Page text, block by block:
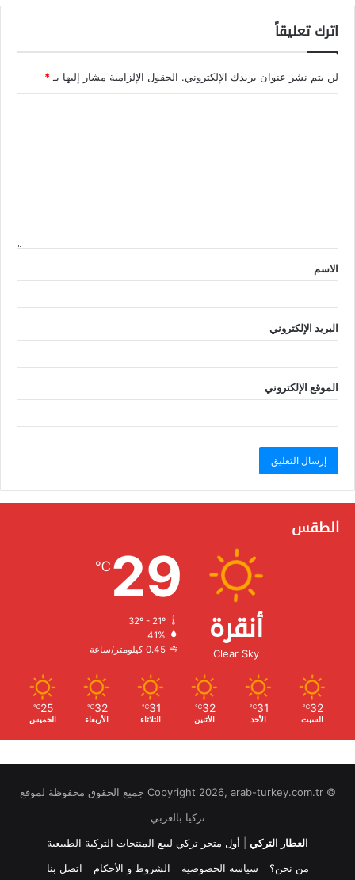
اترك تعليقاً
لن يتم نشر عنوان بريدك الإلكتروني. الحقول الإلزامية مشار إليها بـ*
الاسم
البريد الإلكتروني
الموقع الإلكتروني
الطقس
أنقرة
Clear Sky
29
℃
32º - 21º
الرطوبة:
الرياح:0.45 كيلومتر/ساعة
32
℃
السبت
31
℃
الأحد
32
℃
الأثنين
31
℃
الثلاثاء
32
℃
الأربعاء
25
℃
الخميس
© Copyright 2026, arab-turkey.com.tr جميع الحقوق محفوظة لموقع
تركيا بالعربي
العطار التركي
أول متجر تركي لبيع المنتجات التركية الطبيعية
من نحن؟
سياسة الخصوصية الشروط و الأحكام اتصل بنا